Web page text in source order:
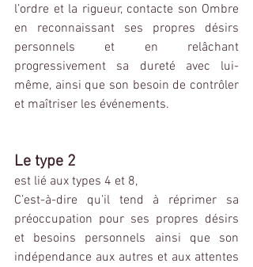
l’ordre et la rigueur, contacte son Ombre
en reconnaissant ses propres désirs
personnels et en relâchant
progressivement sa dureté avec lui-
même, ainsi que son besoin de contrôler
et maîtriser les événements.
Le type 2
est lié aux types 4 et 8,
C’est-à-dire qu’il tend à réprimer sa
préoccupation pour ses propres désirs
et besoins personnels ainsi que son
indépendance aux autres et aux attentes